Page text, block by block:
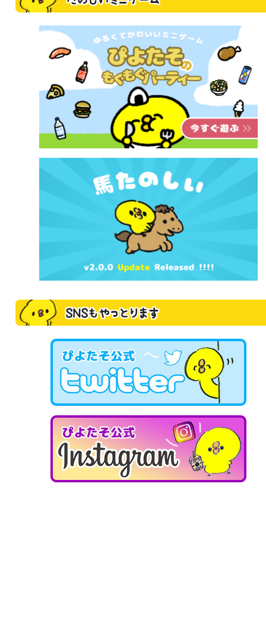
SNSもやっとります